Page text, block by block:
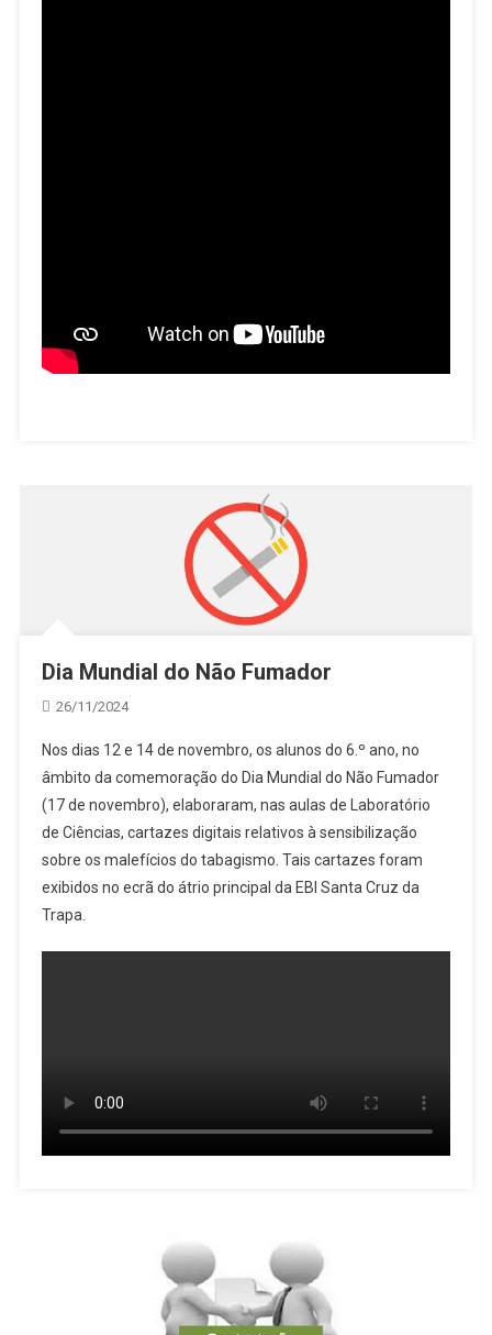
Dia Mundial do Não Fumador
26/11/2024
Nos dias 12 e 14 de novembro, os alunos do 6.º ano, no
âmbito da comemoração do Dia Mundial do Não Fumador
(17 de novembro), elaboraram, nas aulas de Laboratório
de Ciências, cartazes digitais relativos à sensibilização
sobre os malefícios do tabagismo. Tais cartazes foram
exibidos no ecrã do átrio principal da EBI Santa Cruz da
Trapa.